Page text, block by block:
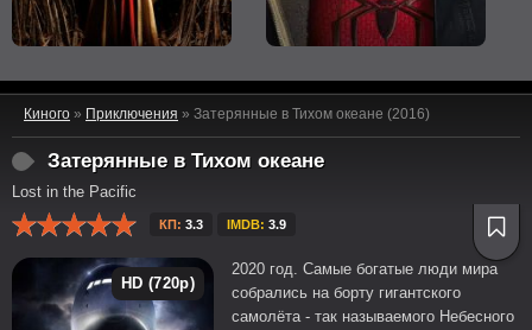
Киного » Приключения » Затерянные в Тихом океане (2016)
Затерянные в Тихом океане
Lost in the Pacific
КП: 3.3 IMDB: 3.9
HD (720p)
2020 год. Самые богатые люди мира
собрались на борту гигантского
самолёта - так называемого Небесного